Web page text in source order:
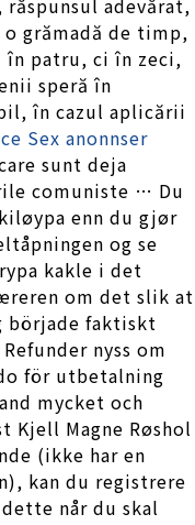
adevărat,
grămadă de timp,
în patru, ci în zeci,
speră în
în cazul aplicării
Sex anonnser
sunt deja
comuniste … Du
enn du gjør
og se
kakle i det
om det slik at
började faktiskt
nyss om
för utbetalning
mycket och
Kjell Magne Røshol
(ikke har en
kan du registrere
når du skal